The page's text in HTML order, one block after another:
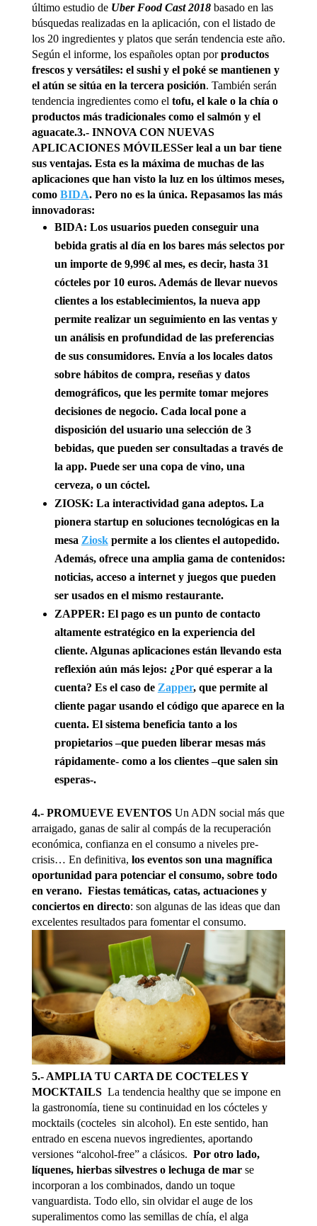
último estudio deUber Food Cast 2018 basado en las
búsquedas realizadas en la aplicación, con el listado de
los 20 ingredientes y platos que serán tendencia este año.
Según el informe, los españoles optan porproductos
frescos y versátiles: el sushi y el poké se mantienen y
el atún se sitúa en la tercera posición. También serán
tendencia ingredientes como el tofu, el kale o la chía o
productos más tradicionales como el salmón y el
aguacate.3.- INNOVA CON NUEVAS
APLICACIONES MÓVILESSer leal a un bar tiene
sus ventajas. Esta es la máxima de muchas de las
aplicaciones que han visto la luz en los últimos meses,
como BIDA. Pero no es la única. Repasamos las más
innovadoras:
BIDA: Los usuarios pueden conseguir una
bebida gratis al día en los bares más selectos por
un importe de 9,99€ al mes, es decir, hasta 31
cócteles por 10 euros. Además de llevar nuevos
clientes a los establecimientos, la nueva app
permite realizar un seguimiento en las ventas y
un análisis en profundidad de las preferencias
de sus consumidores.Envía a los locales datos
sobre hábitos de compra, reseñas y datos
demográficos, que les permite tomar mejores
decisiones de negocio. Cada local pone a
disposición del usuario una selección de 3
bebidas, que pueden ser consultadas a través de
la app. Puede ser una copa de vino, una
cerveza, o un cóctel.
ZIOSK: La interactividad gana adeptos. La
pionera startup en soluciones tecnológicas en la
mesa Zioskpermite a los clientes el autopedido.
Además, ofrece una amplia gama de contenidos:
noticias, acceso a internet y juegos que pueden
ser usados en el mismo restaurante.
ZAPPER: El pago es un punto de contacto
altamente estratégico en la experiencia del
cliente. Algunas aplicaciones están llevando esta
reflexión aún más lejos: ¿Por qué esperar a la
cuenta? Es el caso de Zapper, que permite al
cliente pagar usando el código que aparece en la
cuenta. El sistema beneficia tanto a los
propietarios –que pueden liberar mesas más
rápidamente- como a los clientes –que salen sin
esperas-.
4.- PROMUEVE EVENTOS Un ADN social más que
arraigado, ganas de salir al compás de la recuperación
económica, confianza en el consumo a niveles pre-
crisis… En definitiva, los eventos son una magnífica
oportunidad para potenciar el consumo, sobre todo
en verano. Fiestas temáticas, catas, actuaciones y
conciertos en directo: son algunas de las ideas que dan
excelentes resultados para fomentar el consumo.
5.- AMPLIA TU CARTA DE COCTELES Y
MOCKTAILS La tendencia healthy que se impone en
la gastronomía, tiene su continuidad en los cócteles y
mocktails (cocteles sin alcohol). En este sentido, han
entrado en escena nuevos ingredientes, aportando
versiones “alcohol-free” a clásicos. Por otro lado,
líquenes, hierbas silvestres o lechuga de marse
incorporan a los combinados, dando un toque
vanguardista. Todo ello, sin olvidar el auge de los
superalimentos como las semillas de chía, el alga